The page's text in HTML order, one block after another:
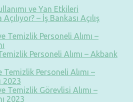
ve Yan Etkileri
– İş Bankası Açılış
Temizlik Personeli Alımı –
Personeli Alımı – Akbank
Temizlik Personeli Alımı –
2023
Temizlik Görevlisi Alımı –
2023